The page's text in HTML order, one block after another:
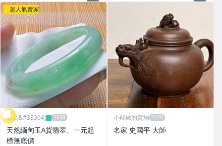
超人氣賣家
昕品&#33304;
天然緬甸玉A貨翡翠、一元起
標無底價
小辣椒的賣場
名家 史國平 大師